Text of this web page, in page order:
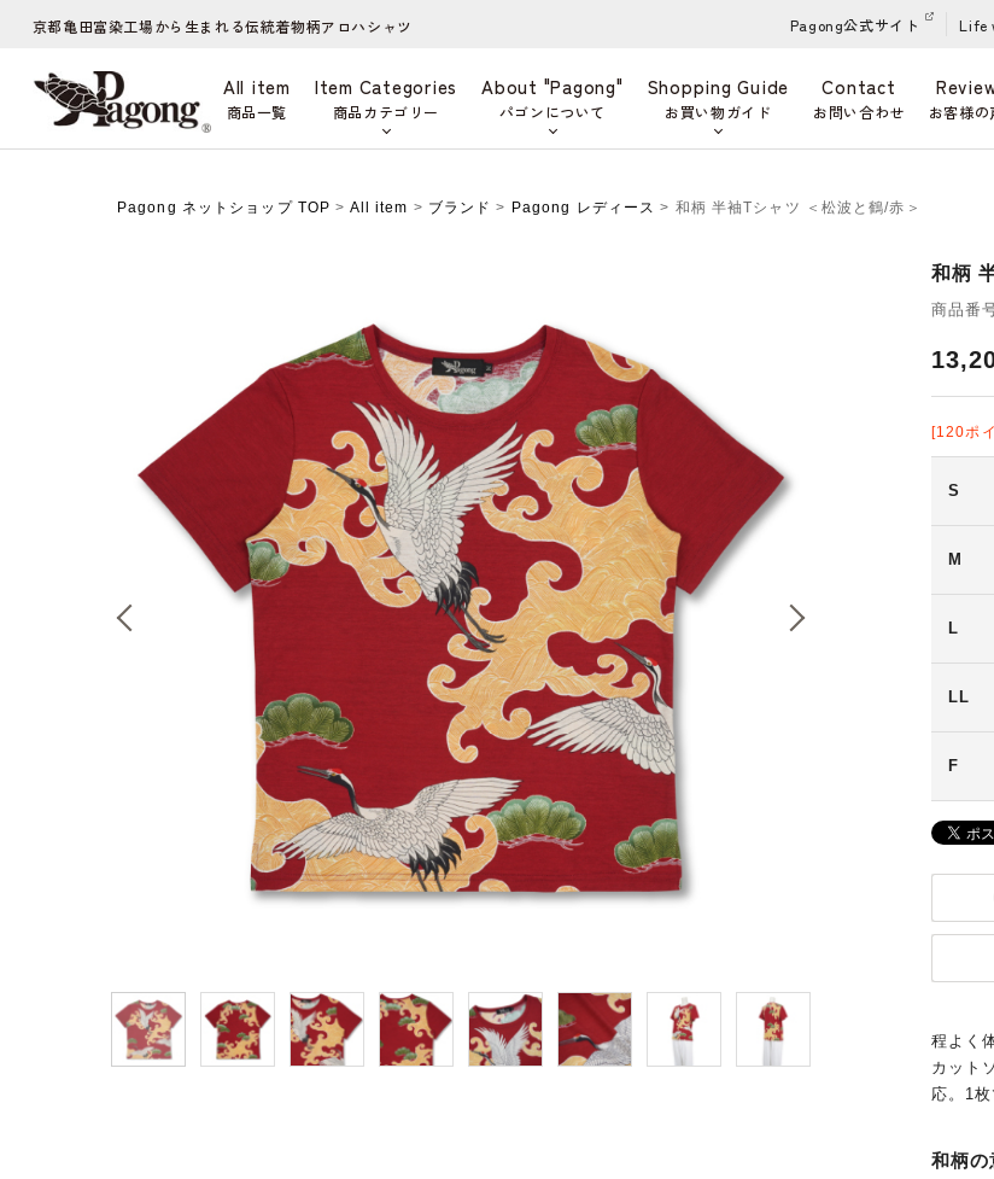
京都亀田富染工場から生まれる伝統着物柄アロハシャツ Pagong公式サイト Life
All item
商品一覧
Item Categories
商品カテゴリー
About "Pagong"
パゴンについて
Shopping Guide
お買い物ガイド
Contact
お問い合わせ お客様の
Pagong ネットショップ TOP > All item > ブランド > Pagong レディース > 和柄 半袖Tシャツ ＜松波と鶴/赤＞
和柄
商品番
[120ポ
S
M
L
LL
F
程よく
カット
応。1
和柄